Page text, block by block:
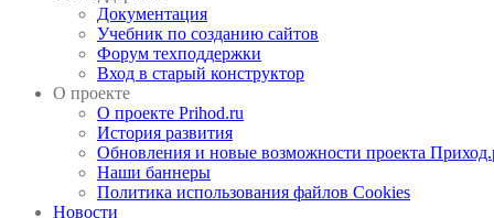
Документация
Учебник по созданию сайтов
Форум техподдержки
Вход в старый конструктор
О проекте
О проекте Prihod.ru
История развития
Обновления и новые возможности проекта
Наши баннеры
Политика использования файлов Cookies
Новости